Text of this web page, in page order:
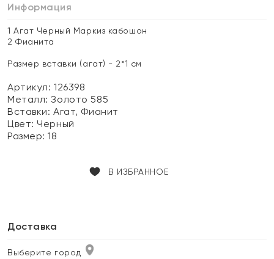
Информация
1 Агат Черный Маркиз кабошон
2 Фианита
Размер вставки (агат) - 2*1 см
Артикул: 126398
Металл:Золото 585
Вставки:Агат, Фианит
Цвет:Черный
Размер:18
В ИЗБРАННОЕ
Доставка
Выберите город